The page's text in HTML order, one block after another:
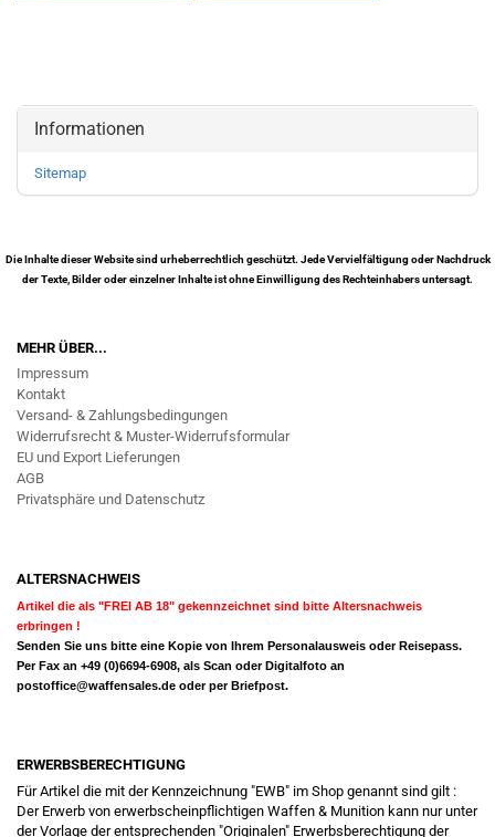
Informationen
Sitemap
Die Inhalte dieser Website sind urheberrechtlich geschützt. Jede Vervielfältigung oder Nachdruck
der Texte, Bilder oder einzelner Inhalte ist ohne Einwilligung des Rechteinhabers untersagt.
MEHR ÜBER...
Impressum
Kontakt
Versand- & Zahlungsbedingungen
Widerrufsrecht & Muster-Widerrufsformular
EU und Export Lieferungen
AGB
Privatsphäre und Datenschutz
ALTERSNACHWEIS
Artikel die als "FREI AB 18" gekennzeichnet sind bitte Altersnachweis
erbringen !
Senden Sie uns bitte eine Kopie von Ihrem Personalausweis oder Reisepass.
Per Fax an +49 (0)6694-6908, als Scan oder Digitalfoto an
postoffice@waffensales.de oder per Briefpost.
ERWERBSBERECHTIGUNG
Für Artikel die mit der Kennzeichnung "EWB" im Shop genannt sind gilt :
Der Erwerb von erwerbscheinpflichtigen Waffen & Munition kann nur unter
der Vorlage der entsprechenden "Originalen" Erwerbsberechtigung der